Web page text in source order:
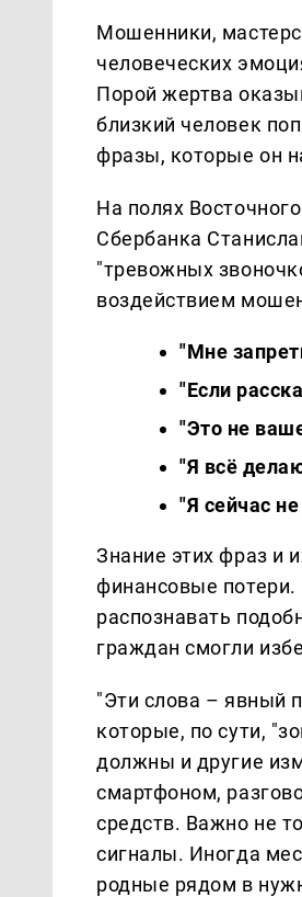
Мошенники,
человеческих
Порой жертва
близкий человек
фразы, которые он
На полях
Сбербанка
"тревожных
воздействием
"Мне
"Если
"Это не
"Я всё
"Я сейчас
Знание этих фраз и
финансовые
распознавать
граждан смогли
"Эти слова – явный
которые, по сути,
должны и другие
смартфоном,
средств. Важно не
сигналы. Иногда
родные рядом в